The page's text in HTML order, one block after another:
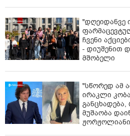
"დღეიდანვე
ჩვენი
- დიუშენით
მშობელი
"სწორედ ამ
ირაკლი
განცხადება,
მუშაობა
ჟორჟოლიანი